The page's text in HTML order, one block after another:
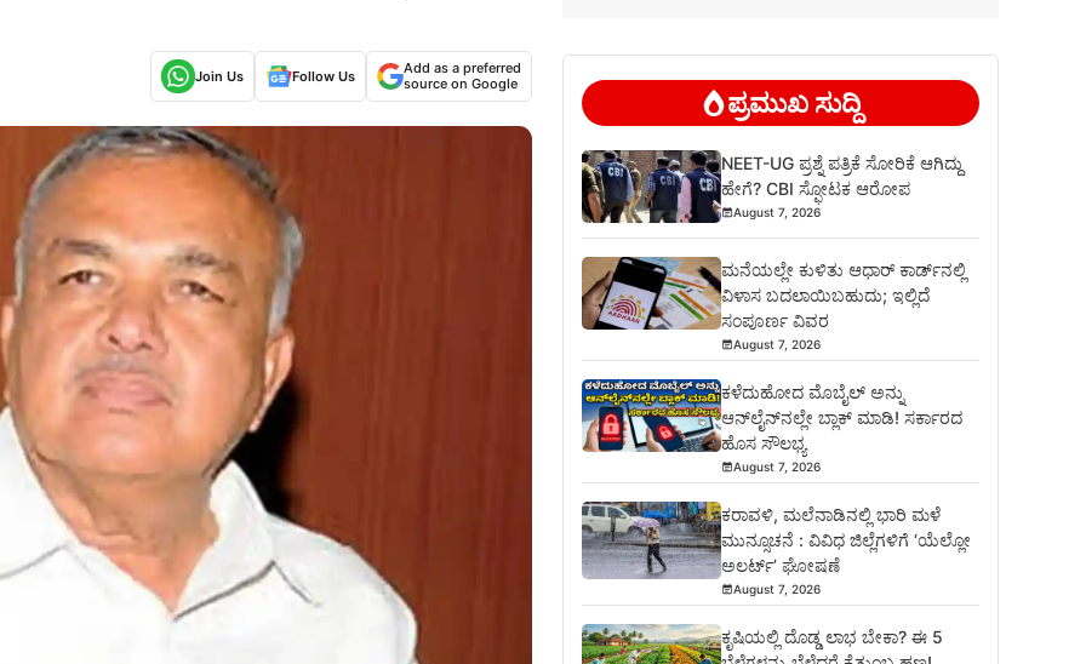
Join Us Follow Us
Add as a preferred
source on Google
ಪ್ರಮುಖ ಸುದ್ದಿ
NEET-UG ಪ್ರಶ್ನೆ ಪತ್ರಿಕೆ ಸೋರಿಕೆ ಆಗಿದ್ದು
ಹೇಗೆ? CBI ಸ್ಫೋಟಕ ಆರೋಪ
August 7, 2026
ಮನೆಯಲ್ಲೇ ಕುಳಿತು ಆಧಾರ್ ಕಾರ್ಡ್‌ನಲ್ಲಿ
ವಿಳಾಸ ಬದಲಾಯಿಬಹುದು; ಇಲ್ಲಿದೆ
ಸಂಪೂರ್ಣ ವಿವರ
August 7, 2026
ಕಳೆದುಹೋದ ಮೊಬೈಲ್ ಅನ್ನು
ಆನ್‌ಲೈನ್‌ನಲ್ಲೇ ಬ್ಲಾಕ್ ಮಾಡಿ! ಸರ್ಕಾರದ
ಹೊಸ ಸೌಲಭ್ಯ
August 7, 2026
ಕರಾವಳಿ, ಮಲೆನಾಡಿನಲ್ಲಿ ಭಾರಿ ಮಳೆ
ಮುನ್ಸೂಚನೆ : ವಿವಿಧ ಜಿಲ್ಲೆಗಳಿಗೆ ‘ಯೆಲ್ಲೋ
ಅಲರ್ಟ್’ ಘೋಷಣೆ
August 7, 2026
ಕೃಷಿಯಲ್ಲಿ ದೊಡ್ಡ ಲಾಭ ಬೇಕಾ? ಈ 5